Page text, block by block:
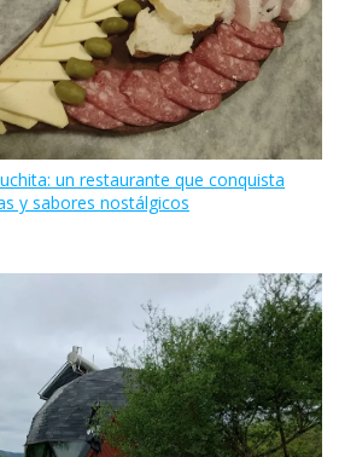
un restaurante que conquista
y sabores nostálgicos